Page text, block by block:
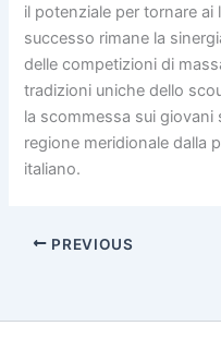
il potenziale per tornare ai
successo rimane la
delle competizioni di
tradizioni uniche dello
la scommessa sui
regione meridionale dalla
italiano.
PREVIOUS